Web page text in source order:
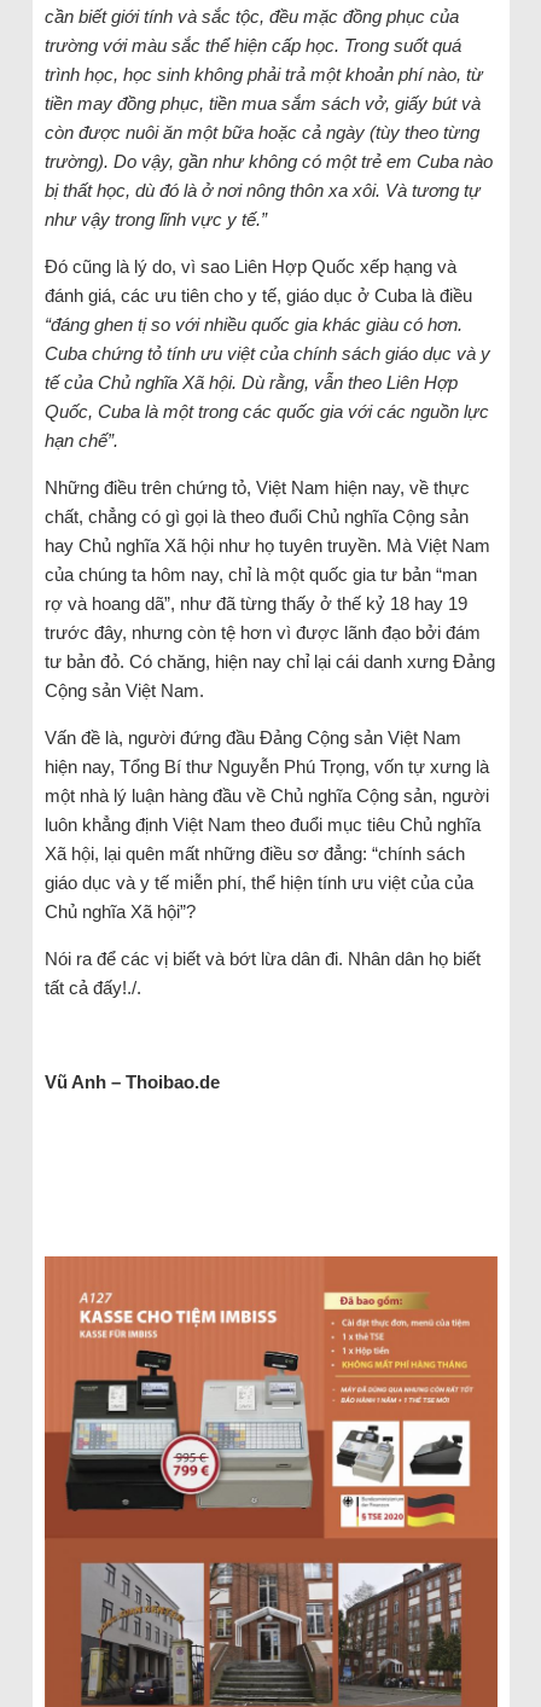
cần biết giới tính và sắc tộc, đều mặc đồng phục của
trường với màu sắc thể hiện cấp học. Trong suốt quá
trình học, học sinh không phải trả một khoản phí nào, từ
tiền may đồng phục, tiền mua sắm sách vở, giấy bút và
còn được nuôi ăn một bữa hoặc cả ngày (tùy theo từng
trường). Do vậy, gần như không có một trẻ em Cuba nào
bị thất học, dù đó là ở nơi nông thôn xa xôi. Và tương tự
như vậy trong lĩnh vực y tế.”
Đó cũng là lý do, vì sao Liên Hợp Quốc xếp hạng và
đánh giá, các ưu tiên cho y tế, giáo dục ở Cuba là điều
“đáng ghen tị so với nhiều quốc gia khác giàu có hơn.
Cuba chứng tỏ tính ưu việt của chính sách giáo dục và y
tế của Chủ nghĩa Xã hội. Dù rằng, vẫn theo Liên Hợp
Quốc, Cuba là một trong các quốc gia với các nguồn lực
hạn chế”.
Những điều trên chứng tỏ, Việt Nam hiện nay, về thực
chất, chẳng có gì gọi là theo đuổi Chủ nghĩa Cộng sản
hay Chủ nghĩa Xã hội như họ tuyên truyền. Mà Việt Nam
của chúng ta hôm nay, chỉ là một quốc gia tư bản “man
rợ và hoang dã”, như đã từng thấy ở thế kỷ 18 hay 19
trước đây, nhưng còn tệ hơn vì được lãnh đạo bởi đám
tư bản đỏ. Có chăng, hiện nay chỉ lại cái danh xưng Đảng
Cộng sản Việt Nam.
Vấn đề là, người đứng đầu Đảng Cộng sản Việt Nam
hiện nay, Tổng Bí thư Nguyễn Phú Trọng, vốn tự xưng là
một nhà lý luận hàng đầu về Chủ nghĩa Cộng sản, người
luôn khẳng định Việt Nam theo đuổi mục tiêu Chủ nghĩa
Xã hội, lại quên mất những điều sơ đẳng: “chính sách
giáo dục và y tế miễn phí, thể hiện tính ưu việt của của
Chủ nghĩa Xã hội”?
Nói ra để các vị biết và bớt lừa dân đi. Nhân dân họ biết
tất cả đấy!./.
Vũ Anh – Thoibao.de